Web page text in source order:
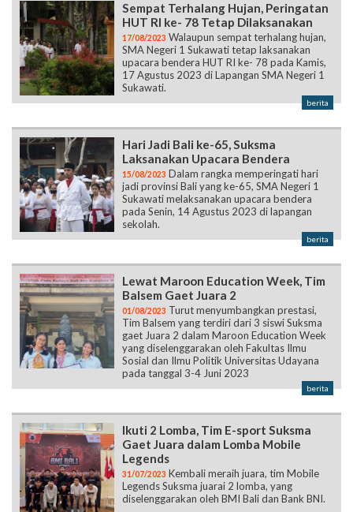
Sempat Terhalang Hujan, Peringatan
HUT RI ke- 78 Tetap Dilaksanakan
17/08/2023 Walaupun sempat terhalang hujan,
SMA Negeri 1 Sukawati tetap laksanakan
upacara bendera HUT RI ke- 78 pada Kamis,
17 Agustus 2023 di Lapangan SMA Negeri 1
Sukawati.
berita
Hari Jadi Bali ke-65, Suksma
Laksanakan Upacara Bendera
15/08/2023 Dalam rangka memperingati hari
jadi provinsi Bali yang ke-65, SMA Negeri 1
Sukawati melaksanakan upacara bendera
pada Senin, 14 Agustus 2023 di lapangan
sekolah.
berita
Lewat Maroon Education Week, Tim
Balsem Gaet Juara 2
01/08/2023 Turut menyumbangkan prestasi,
Tim Balsem yang terdiri dari 3 siswi Suksma
gaet Juara 2 dalam Maroon Education Week
yang diselenggarakan oleh Fakultas Ilmu
Sosial dan Ilmu Politik Universitas Udayana
pada tanggal 3-4 Juni 2023
berita
Ikuti 2 Lomba, Tim E-sport Suksma
Gaet Juara dalam Lomba Mobile
Legends
31/07/2023 Kembali meraih juara, tim Mobile
Legends Suksma juarai 2 lomba, yang
diselenggarakan oleh BMI Bali dan Bank BNI.